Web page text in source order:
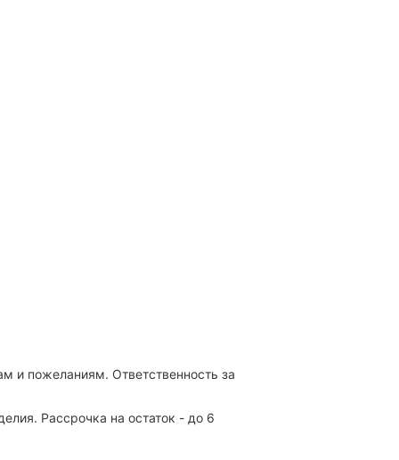
и пожеланиям. Ответственность за
Рассрочка на остаток - до 6